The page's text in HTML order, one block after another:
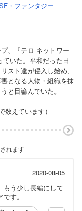
・ファンタジー
、『テロ ネットワー
いた。平和だった日
スト達が侵入し始め、
となる人物・組織を抹
と目論んでいた。
数えています）
れます
2020-08-05
もう少し長編にして
す。